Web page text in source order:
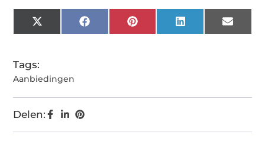
X
(Twitter)
FacebookPinterestLinkedIn Email
Tags:
Aanbiedingen
Delen: